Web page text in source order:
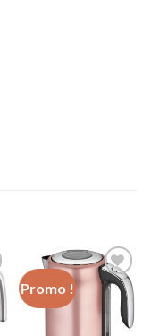
Promo !
Add to
wishlist